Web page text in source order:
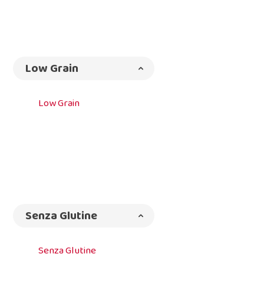
Low Grain
Low Grain
Senza Glutine
Senza Glutine